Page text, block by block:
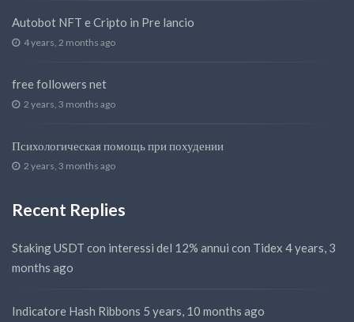
Autobot NFT e Cripto in Pre lancio
4 years, 2 months ago
free followers net
2 years, 3 months ago
Психологическая помощь при похудении
2 years, 3 months ago
Recent Replies
Staking USDT con interessi del 12% annui con Tidex 4 years, 3
months ago
Indicatore Hash Ribbons 5 years, 10 months ago